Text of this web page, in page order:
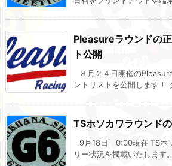
Pleasureラウンドの
ト公開
８月２４日開催の
ントリストを公開します！
TSホソカワラウンド
9月18日 0:00現在 TSホ
リー状況を掲載いたします